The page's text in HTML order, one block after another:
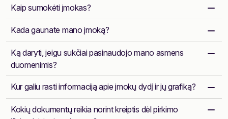
Kaip sumokėti įmokas?
Kada gaunate mano įmoką?
Ką daryti, jeigu sukčiai pasinaudojo mano asmens
duomenimis?
Kur galiu rasti informaciją apie įmokų dydį ir jų grafiką?
Kokių dokumentų reikia norint kreiptis dėl pirkimo